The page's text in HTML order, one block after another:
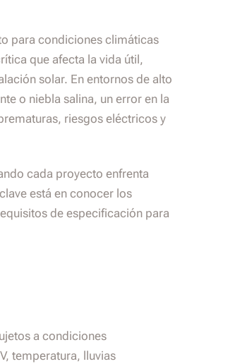
para condiciones climáticas
que afecta la vida útil,
solar. En entornos de alto
o niebla salina, un error en la
riesgos eléctricos y
cada proyecto enfrenta
está en conocer los
de especificación para
a condiciones
temperatura, lluvias